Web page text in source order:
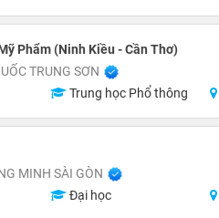
Phẩm (Ninh Kiều - Cần Thơ)
TRUNG SƠN
Trung học Phổ thông
MINH SÀI GÒN
Đại học